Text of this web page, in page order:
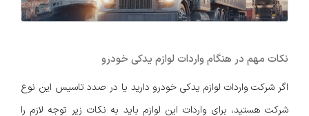
نکات مهم در هنگام واردات لوازم یدکی خودرو
اگر شرکت واردات لوازم یدکی خودرو دارید یا در صدد تاسیس این نوع
شرکت هستید، برای واردات این لوازم باید به نکات زیر توجه لازم را